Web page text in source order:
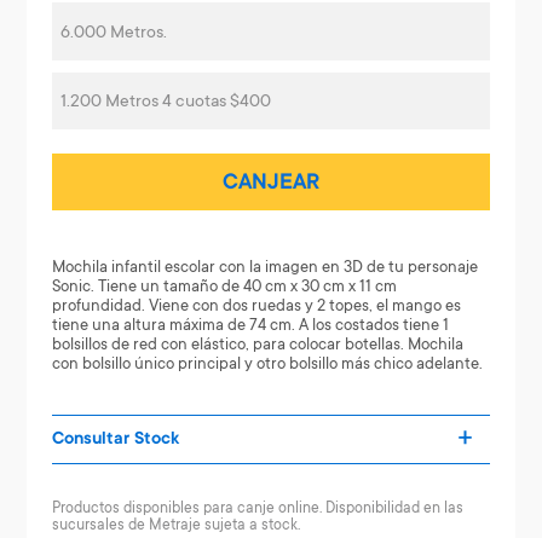
6.000 Metros.
1.200 Metros 4 cuotas $400
CANJEAR
Mochila infantil escolar con la imagen en 3D de tu personaje
Sonic. Tiene un tamaño de 40 cm x 30 cm x 11 cm
profundidad. Viene con dos ruedas y 2 topes, el mango es
tiene una altura máxima de 74 cm. A los costados tiene 1
bolsillos de red con elástico, para colocar botellas. Mochila
con bolsillo único principal y otro bolsillo más chico adelante.
Consultar Stock
Productos disponibles para canje online. Disponibilidad en las
sucursales de Metraje sujeta a stock.